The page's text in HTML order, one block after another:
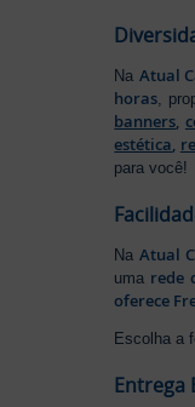
Na Atual
horas ,
banners,
estética,
para você!
NaAtual
uma rede
oferece
Escolha a
Entrega